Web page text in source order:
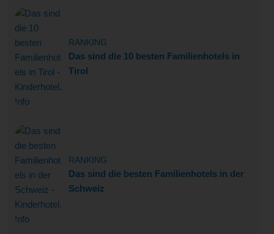
RANKING
Das sind die 10 besten Familienhotels in
Tirol
RANKING
Das sind die besten Familienhotels in der
Schweiz